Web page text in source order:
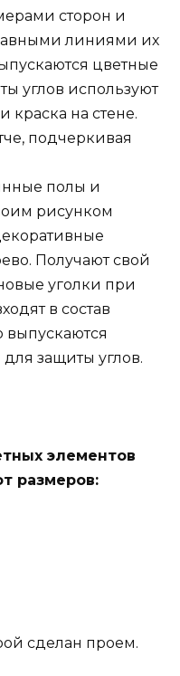
сторон и
линиями их
цветные
углов используют
краска на стене.
подчеркивая
полы и
рисунком
Получают свой
уголки при
в состав
выпускаются
защиты углов.
элементов
размеров:
сделан проем.